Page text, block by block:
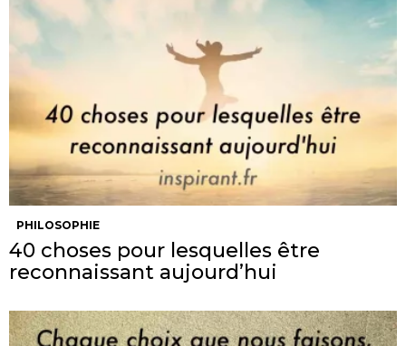
PHILOSOPHIE
40 choses pour lesquelles être
reconnaissant aujourd’hui